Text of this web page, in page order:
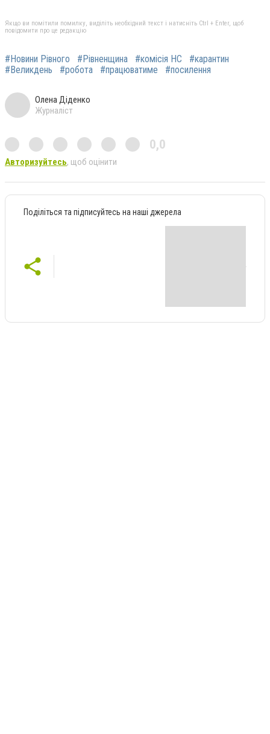
Якщо ви помітили помилку, виділіть необхідний текст і натисніть Ctrl + Enter, щоб
повідомити про це редакцію
#Новини Рівного #Рівненщина #комісія НС
#карантин
#Великдень
#робота #працюватиме #посилення
Олена Діденко
Журналіст
0,0
Авторизуйтесь, щоб оцінити
Поділіться та підписуйтесь на наші джерела